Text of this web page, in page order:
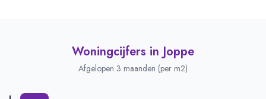
Woningcijfers in Joppe
Afgelopen 3 maanden (per m2)